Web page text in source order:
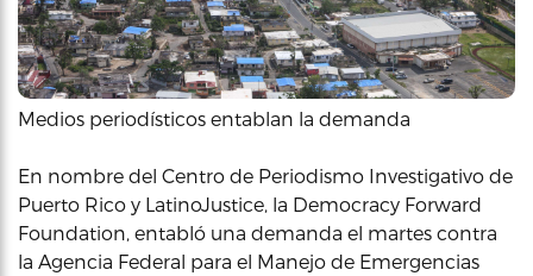
Medios periodísticos entablan la demanda
En nombre del Centro de Periodismo Investigativo de
Puerto Rico y LatinoJustice, la Democracy Forward
Foundation, entabló una demanda el martes contra
la Agencia Federal para el Manejo de Emergencias